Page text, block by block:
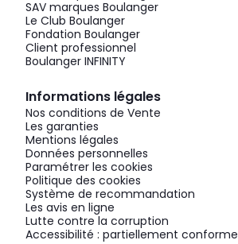
SAV marques Boulanger
Le Club Boulanger
Fondation Boulanger
Client professionnel
Boulanger INFINITY
Informations légales
Nos conditions de Vente
Les garanties
Mentions légales
Données personnelles
Paramétrer les cookies
Politique des cookies
Système de recommandation
Les avis en ligne
Lutte contre la corruption
Accessibilité : partiellement conforme